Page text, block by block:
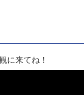
に来てね！